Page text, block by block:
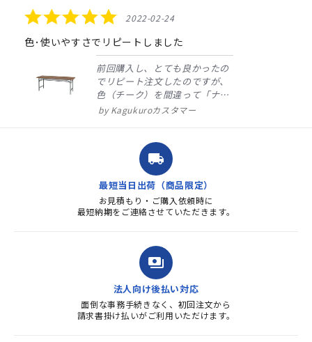
5.0
star
rating
2022-02-24
色･使いやすさでリピートしました
前回購入し、とても良かったの
でリピート注文したのですが、
色（チーク）を間違って「ナチ
ュラル」としてしまいました。
ました。商品到着も早く、品
質・使いやすさで満足していま
す。また、リピートするときは
よろしくお...
Kagukuroカスタマー
local_shipping
最短当日出荷（商品限定）
お見積もり・ご購入依頼時に
最短納期をご連絡させていただきます。
payments
法人向け後払い対応
面倒な事務手続きなく、初回注文から
請求書掛け払いがご利用いただけます。